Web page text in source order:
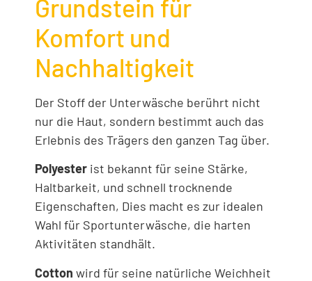
Grundstein für
Komfort und
Nachhaltigkeit
Der Stoff der Unterwäsche berührt nicht
nur die Haut, sondern bestimmt auch das
Erlebnis des Trägers den ganzen Tag über.
Polyester ist bekannt für seine Stärke,
Haltbarkeit, und schnell trocknende
Eigenschaften, Dies macht es zur idealen
Wahl für Sportunterwäsche, die harten
Aktivitäten standhält.
Cotton wird für seine natürliche Weichheit